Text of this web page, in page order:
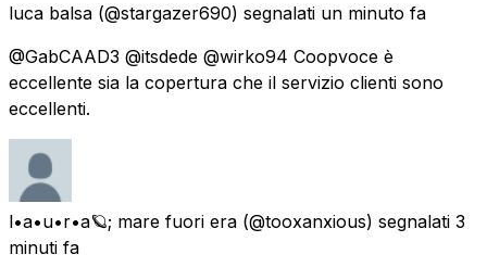
luca balsa (@stargazer690) segnalati un minuto fa
@GabCAAD3 @itsdede @wirko94 Coopvoce è
eccellente sia la copertura che il servizio clienti sono
eccellenti.
l•a•u•r•a🪐; mare fuori era (@tooxanxious) segnalati 3
minuti fa